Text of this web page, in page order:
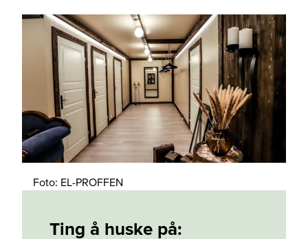
Foto: EL-PROFFEN
Ting å huske på: